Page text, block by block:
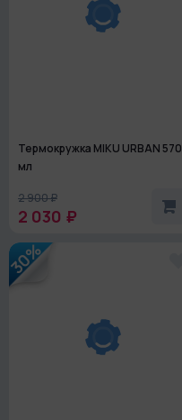
Термокружка MIKU URBAN 570
мл
2 900 ₽
2 030 ₽
30%